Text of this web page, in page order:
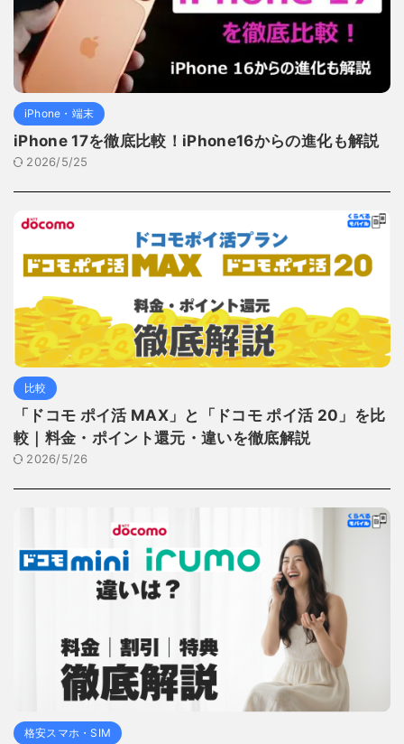
iPhone・端末
iPhone 17を徹底比較！iPhone16からの進化も解説
2026/5/25
比較
「ドコモ ポイ活 MAX」と「ドコモ ポイ活 20」を比
較｜料金・ポイント還元・違いを徹底解説
2026/5/26
格安スマホ・SIM